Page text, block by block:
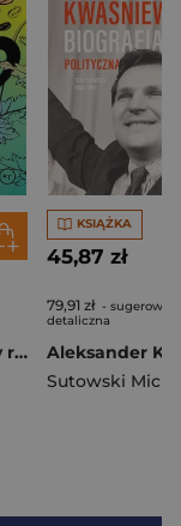
Odmienne stany roślinności. Jak psychoaktywne rośliny wpływają na nasz umysł
KSIĄŻKA
45,87 zł
79,91 zł -
detaliczna
Sutowski